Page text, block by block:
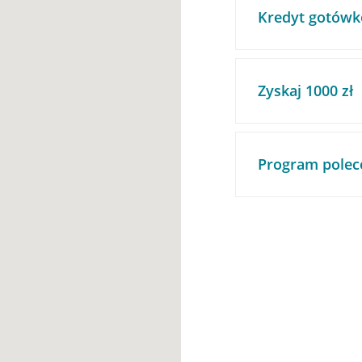
Kredyt
Zyskaj 1000 zł
Program